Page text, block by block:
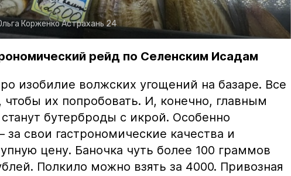
КорженкоАстрахань 24
рейд по Селенским Исадам
изобилие волжских угощений на базаре. Все
чтобы их попробовать. И, конечно, главным
бутерброды с икрой. Особенно
свои гастрономические качества и
цену. Баночка чуть более 100 граммов
Полкило можно взять за 4000. Привозная